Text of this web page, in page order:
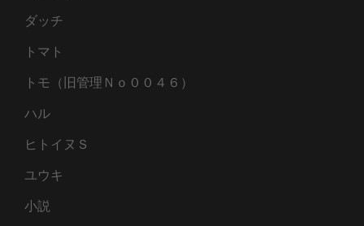
ダッチ
トマト
トモ（旧管理Ｎｏ００４６）
ハル
ヒトイヌＳ
ユウキ
小説